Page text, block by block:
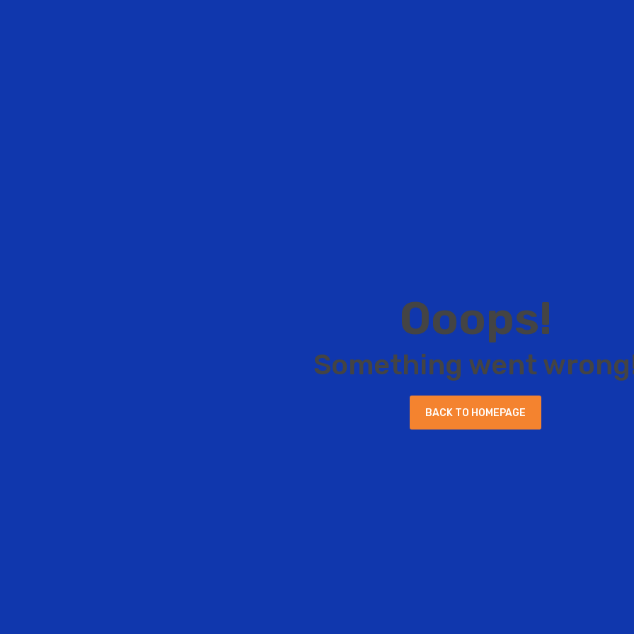
Ooops!
Something went wrong
BACK TO HOM EPAG E